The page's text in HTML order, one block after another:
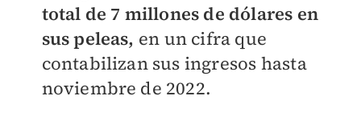
total de 7 millones de dólares en
sus peleas, en un cifra que
contabilizan sus ingresos hasta
noviembre de 2022.